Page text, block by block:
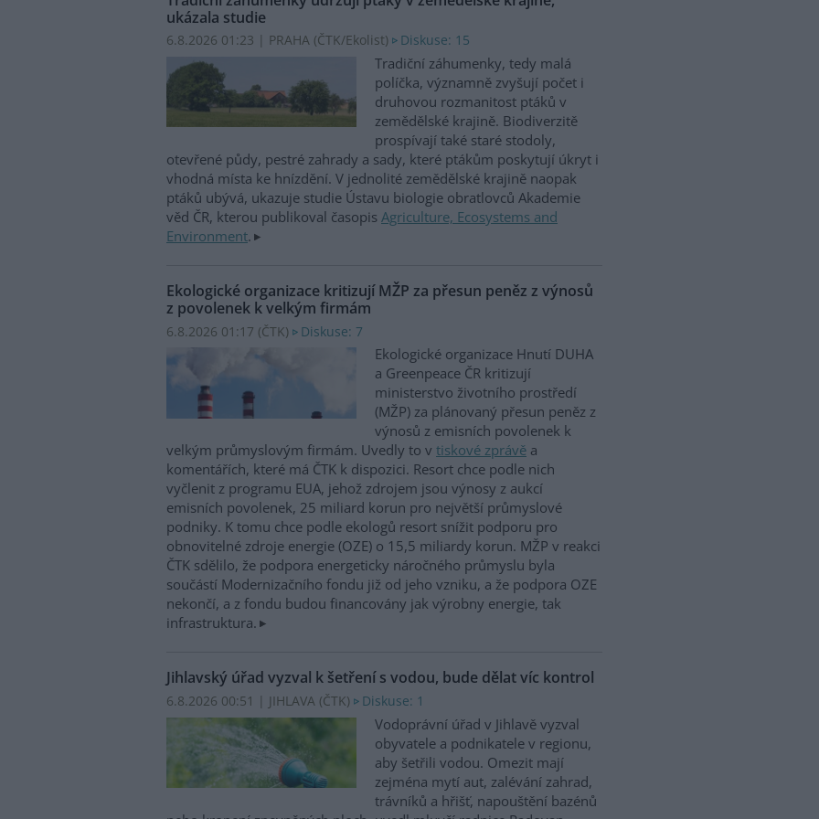
ukázala studie
6.8.2026 01:23 | PRAHA (ČTK/Ekolist) Diskuse: 15
Tradiční záhumenky, tedy malá
políčka, významně zvyšují počet i
druhovou rozmanitost ptáků v
zemědělské krajině. Biodiverzitě
prospívají také staré stodoly,
otevřené půdy, pestré zahrady a sady, které ptákům poskytují úkryt i
vhodná místa ke hnízdění. V jednolité zemědělské krajině naopak
ptáků ubývá, ukazuje studie Ústavu biologie obratlovců Akademie
věd ČR, kterou publikoval časopis Agriculture, Ecosystems and
Environment.
Ekologické organizace kritizují MŽP za přesun peněz z výnosů
z povolenek k velkým firmám
6.8.2026 01:17 (ČTK) Diskuse: 7
Ekologické organizace Hnutí DUHA
a Greenpeace ČR kritizují
ministerstvo životního prostředí
(MŽP) za plánovaný přesun peněz z
výnosů z emisních povolenek k
velkým průmyslovým firmám. Uvedly to v tiskové zprávě a
komentářích, které má ČTK k dispozici. Resort chce podle nich
vyčlenit z programu EUA, jehož zdrojem jsou výnosy z aukcí
emisních povolenek, 25 miliard korun pro největší průmyslové
podniky. K tomu chce podle ekologů resort snížit podporu pro
obnovitelné zdroje energie (OZE) o 15,5 miliardy korun. MŽP v reakci
ČTK sdělilo, že podpora energeticky náročného průmyslu byla
součástí Modernizačního fondu již od jeho vzniku, a že podpora OZE
nekončí, a z fondu budou financovány jak výrobny energie, tak
infrastruktura.
Jihlavský úřad vyzval k šetření s vodou, bude dělat víc kontrol
6.8.2026 00:51 | JIHLAVA (ČTK) Diskuse: 1
Vodoprávní úřad v Jihlavě vyzval
obyvatele a podnikatele v regionu,
aby šetřili vodou. Omezit mají
zejména mytí aut, zalévání zahrad,
trávníků a hřišť, napouštění bazénů